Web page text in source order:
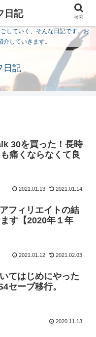
していく、そんな日記です。お
していきます。
日記
30を買った！長時
痛くならなくて良
2021.01.13 2021.01.14
フィリエイトの結
す【2020年１年
2021.01.12 2021.02.03
てはじめにやった
セーブ移行。
2020.11.13
日記 検索